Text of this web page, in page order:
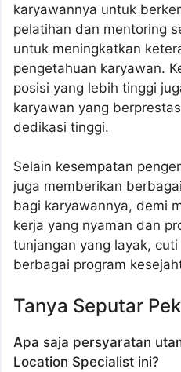
karyawannya untuk
pelatihan dan mentoring
untuk meningkatkan
pengetahuan karyawan.
posisi yang lebih tinggi
karyawan yang
dedikasi tinggi.
Selain kesempatan
juga memberikan
bagi karyawannya, demi
kerja yang nyaman dan
tunjangan yang layak,
berbagai program
Tanya Seputar
Apa saja persyaratan
Location Specialist ini?